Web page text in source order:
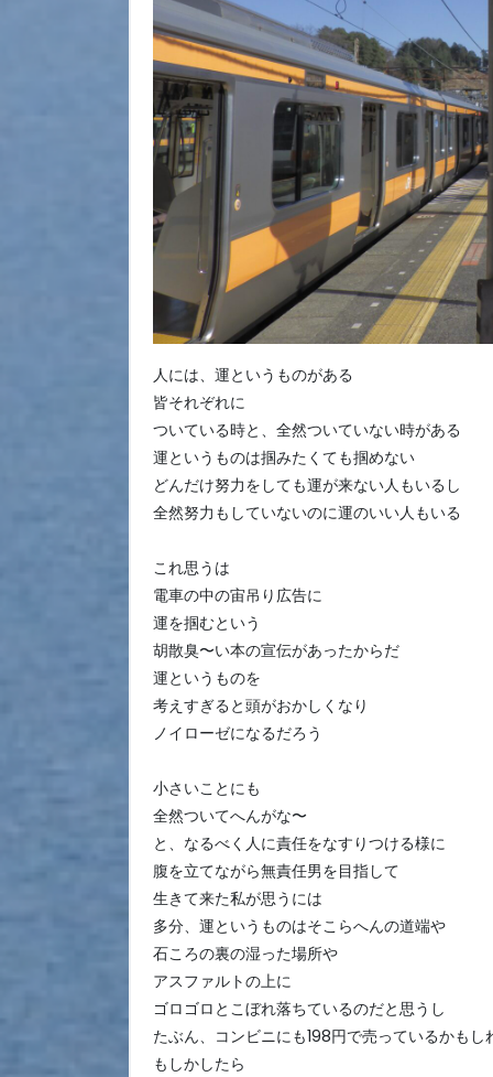
人には、運というものがある
皆それぞれに
ついている時と、全然ついていない時がある
運というものは掴みたくても掴めない
どんだけ努力をしても運が来ない人もいるし
全然努力もしていないのに運のいい人もいる
これ思うは
電車の中の宙吊り広告に
運を掴むという
胡散臭〜い本の宣伝があったからだ
運というものを
考えすぎると頭がおかしくなり
ノイローゼになるだろう
小さいことにも
全然ついてへんがな〜
と、なるべく人に責任をなすりつける様に
腹を立てながら無責任男を目指して
生きて来た私が思うには
多分、運というものはそこらへんの道端や
石ころの裏の湿った場所や
アスファルトの上に
ゴロゴロとこぼれ落ちているのだと思うし
たぶん、コンビニにも198円で売っているかもし
もしかしたら